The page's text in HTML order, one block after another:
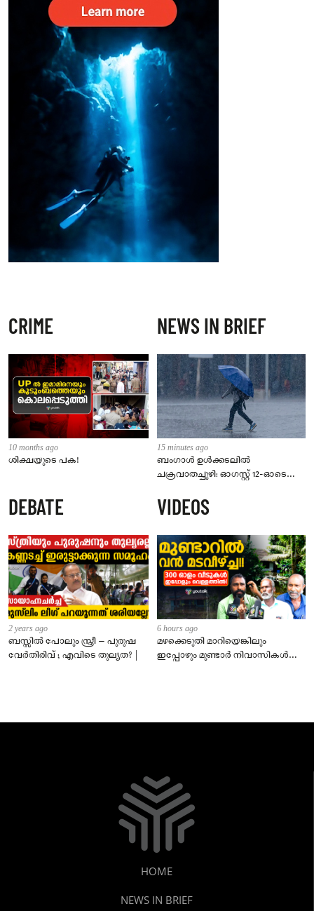
CRIME
10 months ago
ശിക്ഷയുടെ പക!
NEWS IN BRIEF
15 minutes ago
ബംഗാൾ ഉൾക്കടലിൽ
ചക്രവാതച്ചുഴി: ഓഗസ്റ്റ് 12-ഓടെ
ദിവസം മഴ മുന്നറിയിപ്പ്
DEBATE
2 years ago
ബസ്സിൽ പോലും സ്ത്രീ – പുരുഷ
വേർതിരിവ് ; എവിടെ തുല്യത? |
VIDEOS
6 hours ago
മഴക്കെടുതി മാറിയെങ്കിലും
ഇപ്പോഴും മുണ്ടാർ നിവാസികൾ
HOME
NEWS IN BRIEF